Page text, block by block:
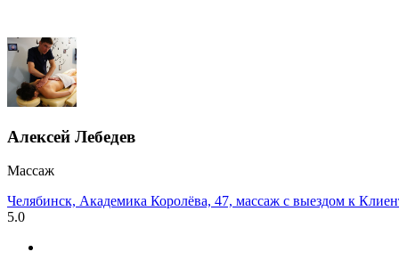
Алексей Лебедев
Массаж
Челябинск, Академика Королёва, 47, массаж с выездом к
5.0